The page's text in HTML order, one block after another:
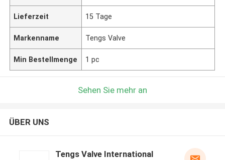
Lieferzeit 15 Tage
Markenname Tengs Valve
Min Bestellmenge 1 pc
Sehen Sie mehr an
ÜBER UNS
Tengs Valve International